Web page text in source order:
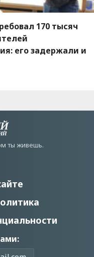
170 тысяч
его задержали и
ты живешь.